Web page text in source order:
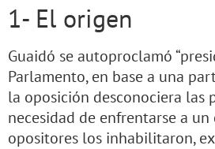
1- El origen
Guaidó se autoproclamó
Parlamento, en base a una
la oposición desconociera las
necesidad de enfrentarse a
opositores los inhabilitaron,